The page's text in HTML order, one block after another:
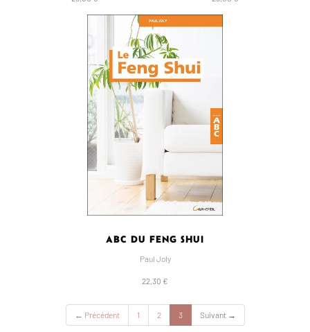
ABC DU FENG SHUI
Paul Joly
22,30 €
← Précédent 1 2 3(current)Suivant →